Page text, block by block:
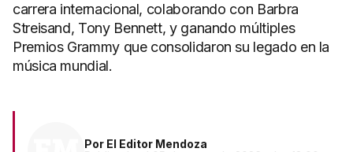
carrera internacional, colaborando con Barbra
Streisand, Tony Bennett, y ganando múltiples
Premios Grammy que consolidaron su legado en la
música mundial.
Por El Editor Mendoza